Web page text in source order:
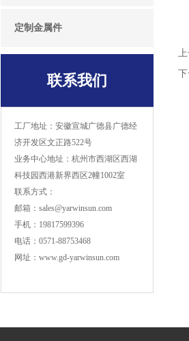
定制金属件
联系我们
工厂地址：安徽宣城广德县广德经
济开发区文正路522号
业务中心地址：杭州市西湖区西湖
科技园西港新界西区2幢1002室
联系方式：
邮箱：sales@yarwinsun.com
手机：19817599396
电话：0571-88753468
网址：www.gd-yarwinsun.com